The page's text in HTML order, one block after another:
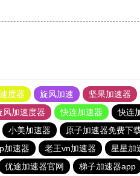
度器 旋风加速
坚果加速器
风加速度器 快连加速器
快连
小美加速器
原子加速器免费下
加速器 老王vn加速器
星星加
优途加速器官网 梯子加速器app